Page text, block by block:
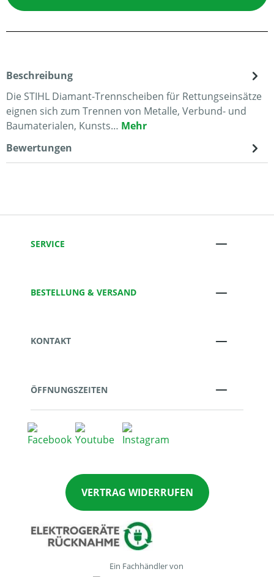
Beschreibung
Die STIHL Diamant-Trennscheiben für Rettungseinsätze
eignen sich zum Trennen von Metalle, Verbund- und
Baumaterialen, Kunsts… Mehr
Bewertungen
SERVICE
BESTELLUNG & VERSAND
KONTAKT
ÖFFNUNGSZEITEN
VERTRAG WIDERRUFEN
Ein Fachhändler von